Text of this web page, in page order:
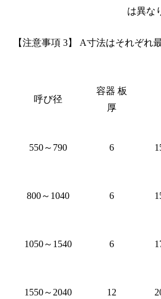
は異な
【注意事項 3】 A寸法はそれぞ
呼び径
容器 板
厚
550～790 6
800～1040 6
1050～1540 6
1550～2040 12